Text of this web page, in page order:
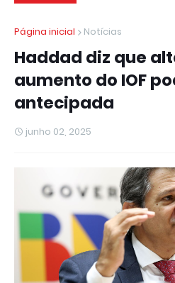
Página inicial
Notícias
Haddad diz que
aumento do IOF
antecipada
junho 02, 2025